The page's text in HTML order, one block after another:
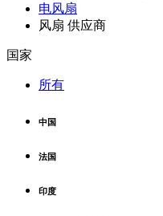
电风扇
风扇 供应商
国家
所有
中国
法国
印度